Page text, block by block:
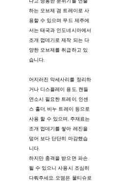
하는 오브제 겸 트레이로 사
용할 수 있으며 무드 제주에
서는 태국과 인도네시아에서
조개 껍데기로 제작 되는 다
양한 오브제를 취급하고 있
습니다.
어지러진 악세사리를 정리하
거나 디스플레이 용도, 캔들
연소시 필요한 트레이, 인센
스 홀더, 비누 트레이 등으로
사용 할 수 있으며, 주재료는
조개 껍데기를 쌓아 레진을
덮어 보다 단단히 마감했습
니다.
하지만 충격을 받으면 파손
될 수 있으니 사용시 조심히
다뤄주세요. 오염은 물티슈로